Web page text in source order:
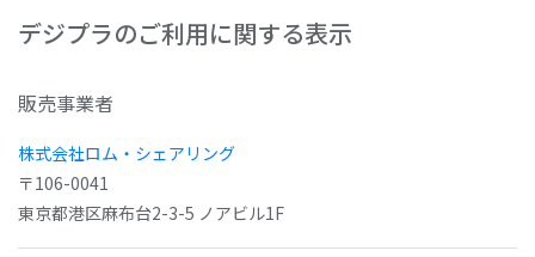
デジプラのご利用に関する表示
販売事業者
株式会社ロム・シェアリング
〒106-0041
東京都港区麻布台2-3-5 ノアビル1F